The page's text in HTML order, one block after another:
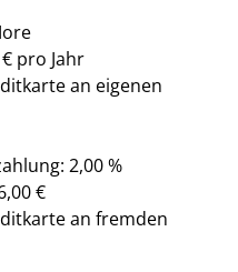
pro Jahr
an eigenen
2,00 %
€
an fremden